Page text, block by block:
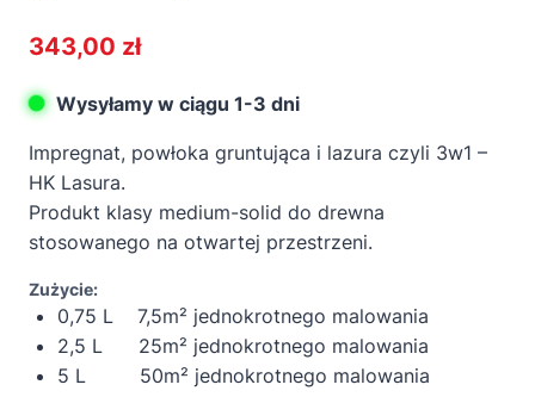
343,00 zł
Wysyłamy w ciągu 1-3 dni
Impregnat, powłoka gruntująca i lazura czyli 3w1 –
HK Lasura.
Produkt klasy medium-solid do drewna
stosowanego na otwartej przestrzeni.
Zużycie:
0,75 L 7,5m² jednokrotnego malowania
2,5 L 25m² jednokrotnego malowania
5 L 50m² jednokrotnego malowania